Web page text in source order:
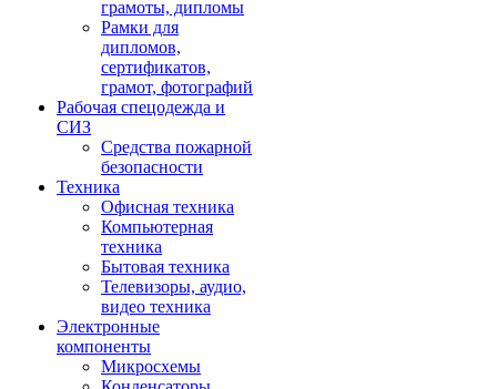
грамоты, дипломы
Рамки для
дипломов,
сертификатов,
грамот, фотографий
Рабочая спецодежда и
СИЗ
Средства пожарной
безопасности
Техника
Офисная техника
Компьютерная
техника
Бытовая техника
Телевизоры, аудио,
видео техника
Электронные
компоненты
Микросхемы